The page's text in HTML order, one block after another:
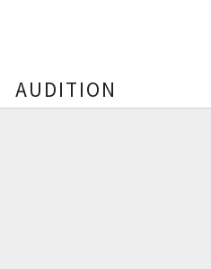
AUDITION